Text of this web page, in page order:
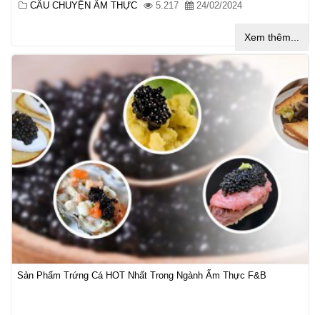
CÂU CHUYỆN ẨM THỰC 5.217 24/02/2024
Xem thêm...
Sản Phẩm Trứng Cá HOT Nhất Trong Ngành Ẩm Thực F&B